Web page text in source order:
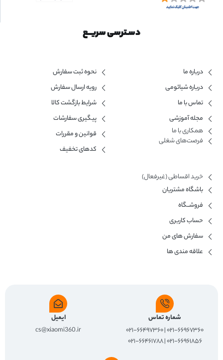
دسـترسی سریــع
درباره ما
درباره شیائومی
تماس با ما
مجله آموزشی
همکاری با ما​
فرصت‌های شغلی
نحوه ثبت سفارش
رویه ارسال سفارش
شرایط بازگشت کالا
پیگیری سفارشات
قوانین و مقررات
کدهای تخفیف
خرید اقساطی (غیرفعال)
باشگاه مشتریان
فروشــگاه
حساب کاربری
سفارش های من
علاقه مندی ها
شماره تماس
۰۲۱-۶۶۹۶۷۳۶۰ | ۰۲۱-۶۶۴۹۷۳۶۰
۰۲۱-۶۶۹۶۱۸۵۶ | ۰۲۱-۶۶۴۶۱۷۸۸
ایمیل
cs@xiaomi360.ir